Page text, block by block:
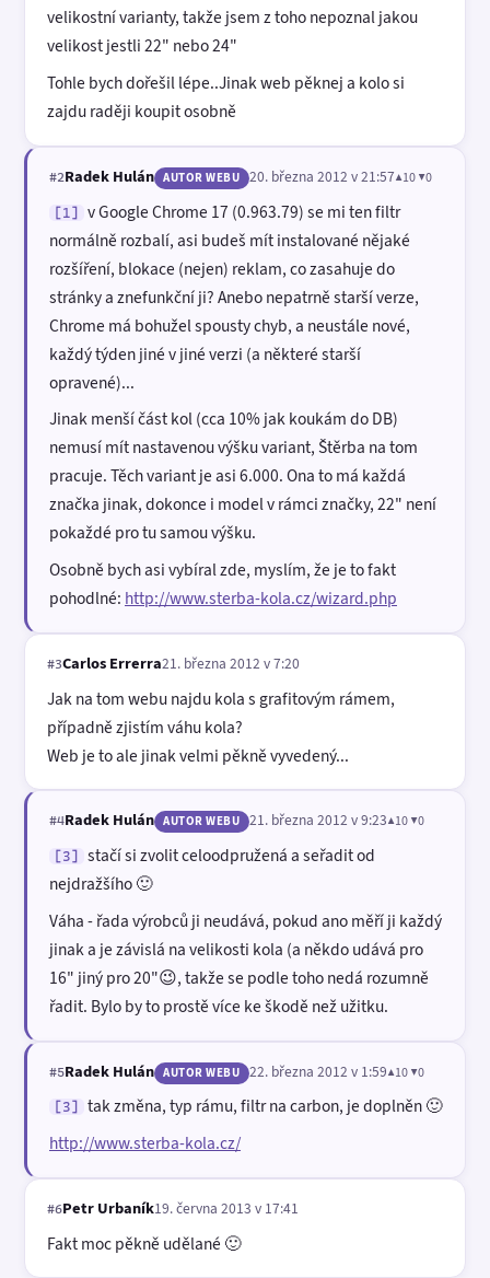
velikostní varianty, takže jsem z toho nepoznal jakou
velikost jestli 22" nebo 24"
Tohle bych dořešil lépe..Jinak web pěknej a kolo si
zajdu raději koupit osobně
#2Radek Hulán AUTOR WEBU 20. března 2012 v 21:57▲10 ▼0
[1]
v Google Chrome 17 (0.963.79) se mi ten filtr
normálně rozbalí, asi budeš mít instalované nějaké
rozšíření, blokace (nejen) reklam, co zasahuje do
stránky a znefunkční ji? Anebo nepatrně starší verze,
Chrome má bohužel spousty chyb, a neustále nové,
každý týden jiné v jiné verzi (a některé starší
opravené)...
Jinak menší část kol (cca 10% jak koukám do DB)
nemusí mít nastavenou výšku variant, Štěrba na tom
pracuje. Těch variant je asi 6.000. Ona to má každá
značka jinak, dokonce i model v rámci značky, 22" není
pokaždé pro tu samou výšku.
Osobně bych asi vybíral zde, myslím, že je to fakt
pohodlné: http://www.sterba-kola.cz/wizard.php
#3Carlos Errerra21. března 2012 v 7:20
Jak na tom webu najdu kola s grafitovým rámem,
případně zjistím váhu kola?
Web je to ale jinak velmi pěkně vyvedený...
#4Radek Hulán AUTOR WEBU 21. března 2012 v 9:23▲10 ▼0
[3]
stačí si zvolit celoodpružená a seřadit od
nejdražšího 🙂
Váha - řada výrobců ji neudává, pokud ano měří ji každý
jinak a je závislá na velikosti kola (a někdo udává pro
16" jiný pro 20"😉, takže se podle toho nedá rozumně
řadit. Bylo by to prostě více ke škodě než užitku.
#5Radek Hulán AUTOR WEBU 22. března 2012 v 1:59▲10 ▼0
[3]
tak změna, typ rámu, filtr na carbon, je doplněn 🙂
http://www.sterba-kola.cz/
#6Petr Urbaník19. června 2013 v 17:41
Fakt moc pěkně udělané 🙂